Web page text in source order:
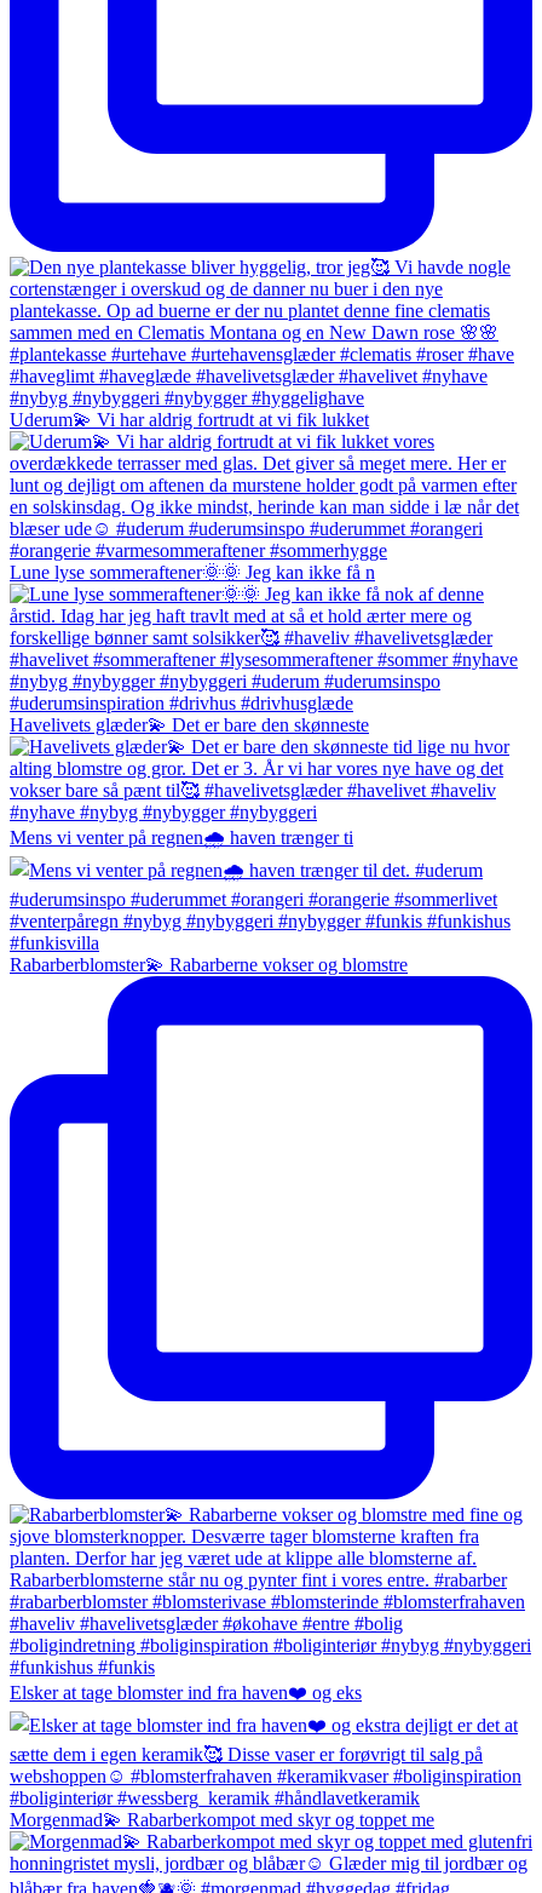
Uderum💫 Vi har aldrig fortrudt at vi fik lukket
Lune lyse sommeraftener🌞🌞 Jeg kan ikke få n
Havelivets glæder💫 Det er bare den skønneste
Mens vi venter på regnen🌧️ haven trænger ti
Rabarberblomster💫 Rabarberne vokser og blomstre
Elsker at tage blomster ind fra haven❤️ og eks
Morgenmad💫 Rabarberkompot med skyr og toppet me